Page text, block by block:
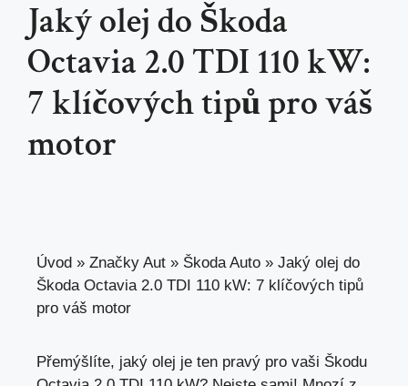
Jaký olej do Škoda
Octavia 2.0 TDI 110 kW:
7 klíčových tipů pro váš
motor
Úvod » Značky Aut » Škoda Auto » Jaký olej do
Škoda Octavia 2.0 TDI 110 kW: 7 klíčových tipů
pro váš motor
Přemýšlíte, jaký olej je ten pravý pro vaši Škodu